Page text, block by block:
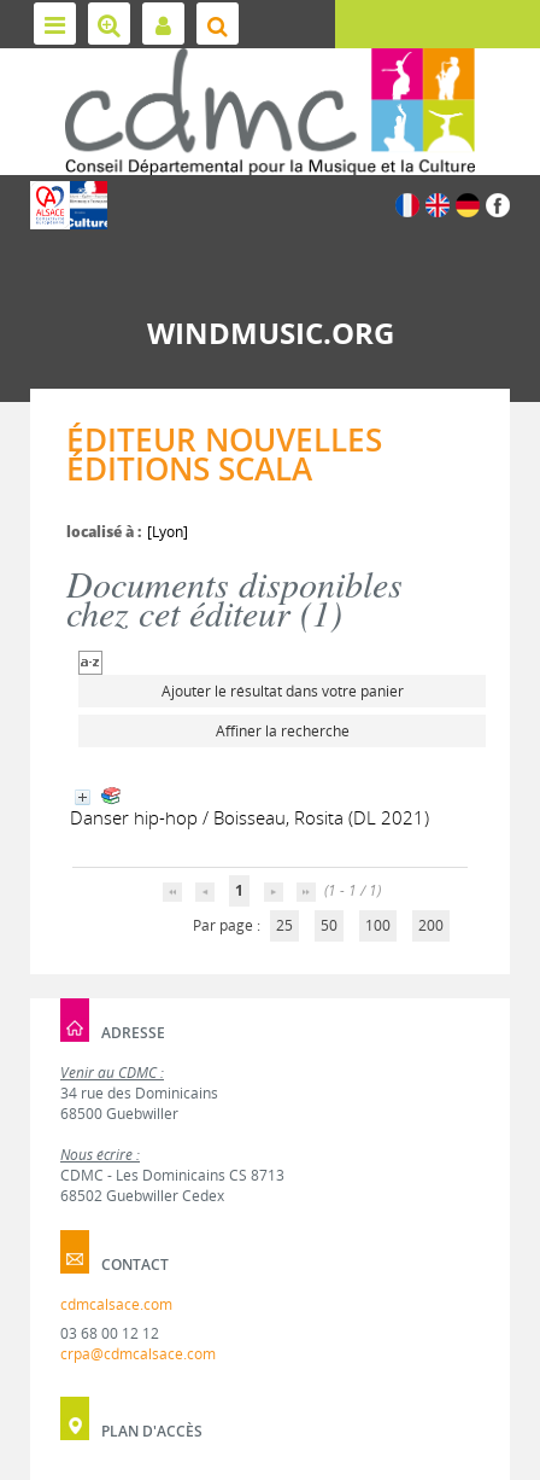
WINDMUSIC.ORG
ÉDITEUR NOUVELLES
ÉDITIONS SCALA
localisé à : [Lyon]
Documents disponibles
chez cet éditeur (1)
Ajouter le résultat dans votre panier
Affiner la recherche
Danser hip-hop / Boisseau, Rosita (DL 2021)
1
(1 - 1 / 1)
Par page :
25 50 100 200
ADRESSE
Venir au CDMC :
34 rue des Dominicains
68500 Guebwiller
Nous écrire :
CDMC - Les Dominicains CS 8713
68502 Guebwiller Cedex
CONTACT
cdmcalsace.com
03 68 00 12 12
crpa@cdmcalsace.com
PLAN D'ACCÈS